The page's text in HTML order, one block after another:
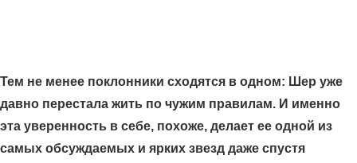
Тем не менее поклонники сходятся в одном: Шер уже
давно перестала жить по чужим правилам. И именно
эта уверенность в себе, похоже, делает ее одной из
самых обсуждаемых и ярких звезд даже спустя